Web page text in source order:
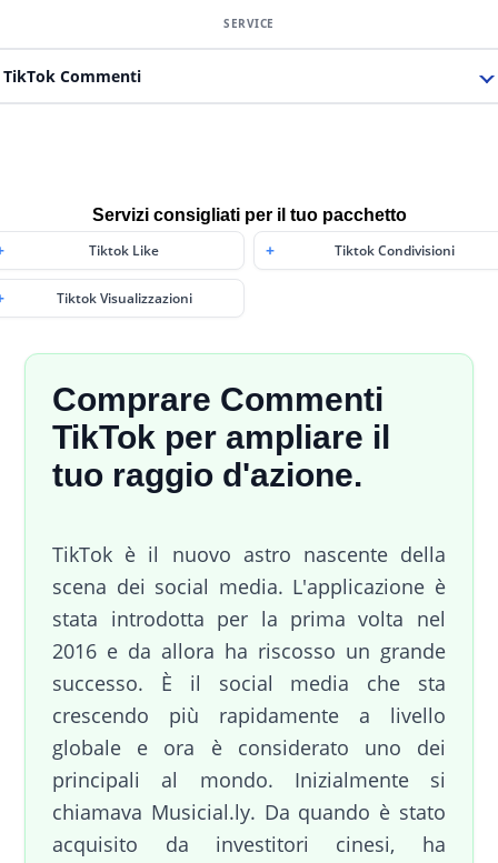
TikTok Commenti
Servizi consigliati per il tuo pacchetto
Tiktok Like Tiktok Condivisioni
Tiktok Visualizzazioni
Comprare Commenti
TikTok per ampliare il
tuo raggio d'azione.
TikTok è il nuovo astro nascente della
scena dei social media. L'applicazione è
stata introdotta per la prima volta nel
2016 e da allora ha riscosso un grande
successo. È il social media che sta
crescendo più rapidamente a livello
globale e ora è considerato uno dei
principali al mondo. Inizialmente si
chiamava Musicial.ly. Da quando è stato
acquisito da investitori cinesi, ha